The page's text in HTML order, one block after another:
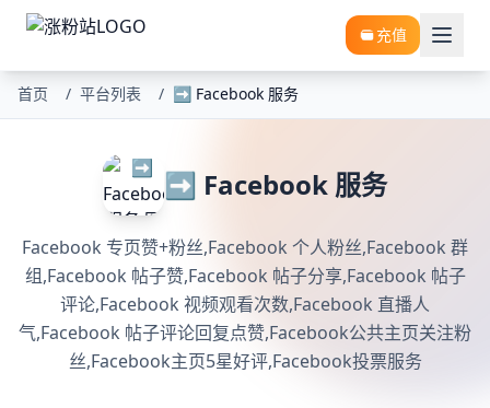
充值
首页 / 平台列表 / ➡️ Facebook 服务
➡️ Facebook 服务
Facebook 专页赞+粉丝,Facebook 个人粉丝,Facebook 群
组,Facebook 帖子赞,Facebook 帖子分享,Facebook 帖子
评论,Facebook 视频观看次数,Facebook 直播人
气,Facebook 帖子评论回复点赞,Facebook公共主页关注粉
丝,Facebook主页5星好评,Facebook投票服务